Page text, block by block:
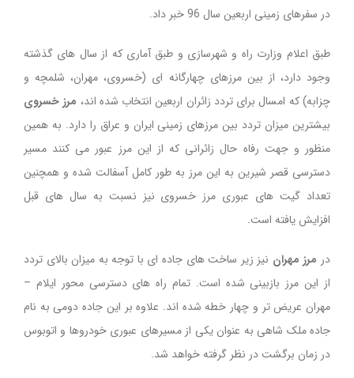
در سفرهای زمینی اربعین سال 96 خبر داد.
طبق اعلام وزارت راه و شهرسازی و طبق آماری که از سال های گذشته
وجود دارد، از بین مرزهای چهارگانه ای (خسروی، مهران، شلمچه و
چزابه) که امسال برای تردد زائران اربعین انتخاب شده اند، مرز خسروی
بیشترین میزان تردد بین مرزهای زمینی ایران و عراق را دارد. به همین
منظور و جهت رفاه حال زائرانی که از این مرز عبور می کنند مسیر
دسترسی قصر شیرین به این مرز به طور کامل آسفالت شده و همچنین
تعداد گیت های عبوری مرز خسروی نیز نسبت به سال های قبل
افزایش یافته است.
در مرز مهران نیز زیر ساخت های جاده ای با توجه به میزان بالای تردد
از این مرز بازبینی شده است. تمام راه های دسترسی محور ایلام –
مهران عریض تر و چهار خطه شده اند. علاوه بر این جاده دومی به نام
جاده ملک شاهی به عنوان یکی از مسیرهای عبوری خودروها و اتوبوس
در زمان برگشت در نظر گرفته خواهد شد.